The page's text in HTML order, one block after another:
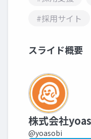
#採用サイト
スライド概要
株式会社
@yoasobi